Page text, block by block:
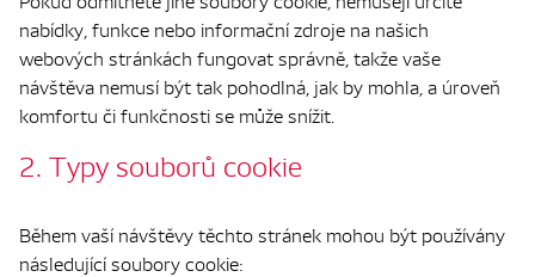
nabídky, funkce nebo informační zdroje na našich
webových stránkách fungovat správně, takže vaše
návštěva nemusí být tak pohodlná, jak by mohla, a úroveň
komfortu či funkčnosti se může snížit.
2. Typy souborů cookie
Během vaší návštěvy těchto stránek mohou být používány
následující soubory cookie: